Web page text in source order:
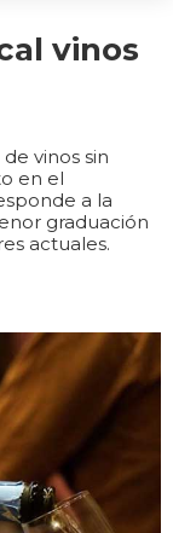
vinos
vinos sin
en el
a la
graduación
actuales.